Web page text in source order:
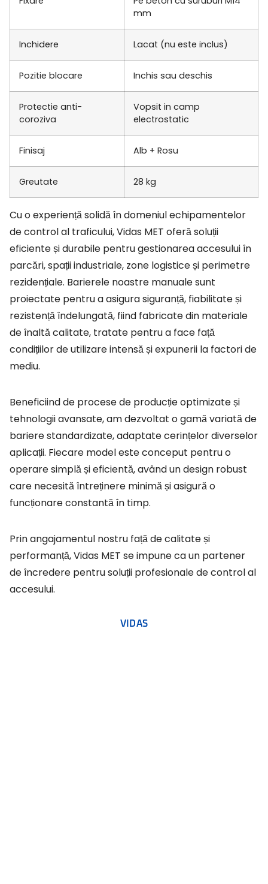
mm
Inchidere Lacat (nu este inclus)
Pozitie blocare Inchis sau deschis
Protectie anti-
coroziva
Vopsit in camp
electrostatic
Finisaj Alb + Rosu
Greutate 28 kg
Cu o experiență solidă în domeniul echipamentelor
de control al traficului, Vidas MET oferă soluții
eficiente și durabile pentru gestionarea accesului în
parcări, spații industriale, zone logistice și perimetre
rezidențiale. Barierele noastre manuale sunt
proiectate pentru a asigura siguranță, fiabilitate și
rezistență îndelungată, fiind fabricate din materiale
de înaltă calitate, tratate pentru a face față
condițiilor de utilizare intensă și expunerii la factori de
mediu.
Beneficiind de procese de producție optimizate și
tehnologii avansate, am dezvoltat o gamă variată de
bariere standardizate, adaptate cerințelor diverselor
aplicații. Fiecare model este conceput pentru o
operare simplă și eficientă, având un design robust
care necesită întreținere minimă și asigură o
funcționare constantă în timp.
Prin angajamentul nostru față de calitate și
performanță, Vidas MET se impune ca un partener
de încredere pentru soluții profesionale de control al
accesului.
VIDAS